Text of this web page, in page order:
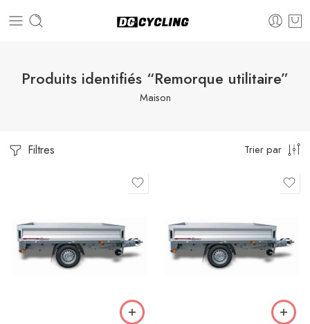
Produits identifiés “Remorque utilitaire”
Maison
Filtres Trier par